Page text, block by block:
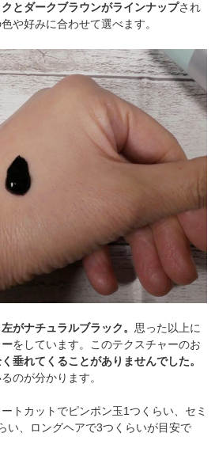
とダークブラウンがラインナップされ
や好みに合わせて選べます。
がナチュラルブラック。 思った以上に
をしています。このテクスチャーのお
垂れてくることがありませんでした。
のが分かります。
トカットでピンポン玉1つくらい、セミ
い、ロングヘアで3つくらいが目安で